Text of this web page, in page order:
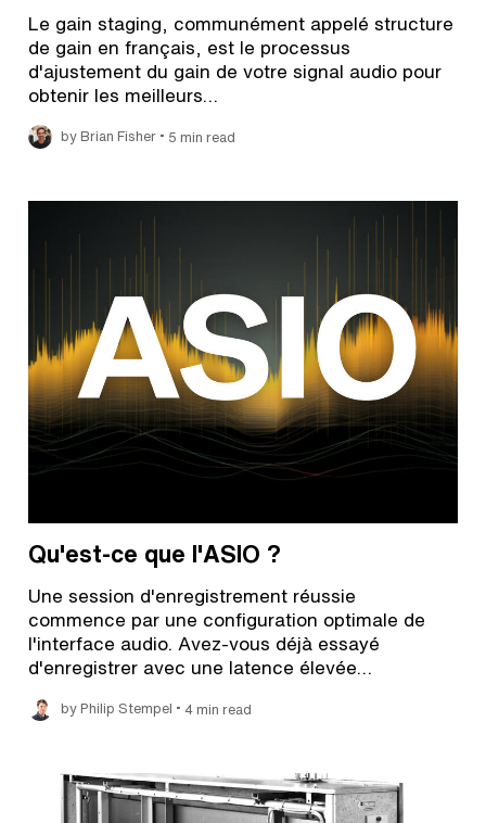
Le gain staging, communément appelé structure
de gain en français, est le processus
d'ajustement du gain de votre signal audio pour
obtenir les meilleurs…
by Brian Fisher • 5 min read
Qu'est-ce que l'ASIO ?
Une session d'enregistrement réussie
commence par une configuration optimale de
l'interface audio. Avez-vous déjà essayé
d'enregistrer avec une latence élevée…
by Philip Stempel • 4 min read